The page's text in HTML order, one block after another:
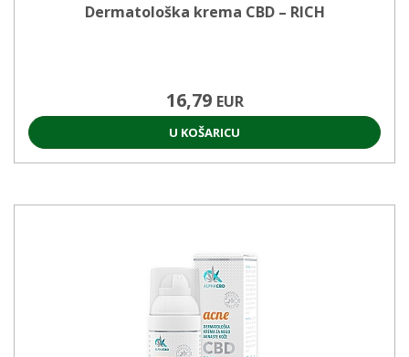
Dermatološka krema CBD – RICH
16,79 EUR
U KOŠARICU